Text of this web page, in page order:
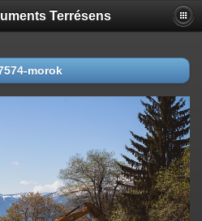
Terrésens
morok